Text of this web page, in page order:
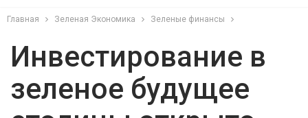
Главная Зеленая Экономика Зеленые финансы
Инвестирование в
зеленое будущее